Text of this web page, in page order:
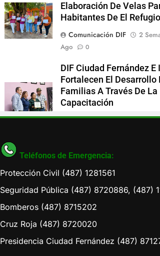
Elaboración De Velas
Habitantes De El Refugio
Comunicación DIF
2
Ago
0
DIF Ciudad Fernández E
Fortalecen El Desarrollo
Familias A Través De La
Capacitación
Comunicación DIF
2
Teléfonos de Emergencia:
Protección Civil (487) 1281561
Seguridad Pública (487) 8720886, (487)
Bomberos (487) 8715202
Cruz Roja (487) 8720020
Presidencia Ciudad Fernández (487)